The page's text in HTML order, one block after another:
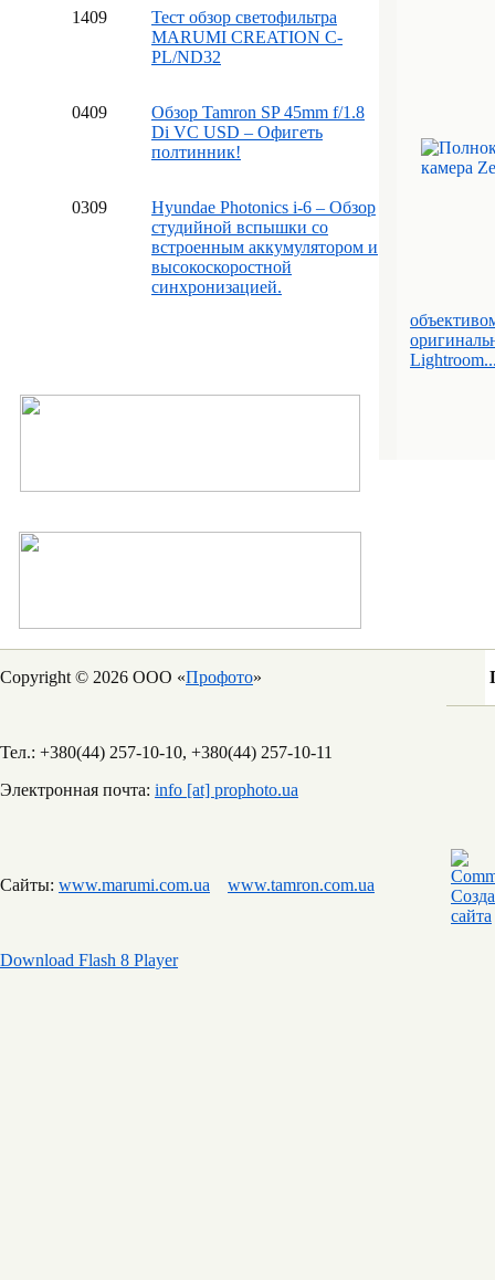
1409
Тест обзор светофильтра
MARUMI CREATION C-
PL/ND32
0409
Обзор Tamron SP 45mm f/1.8
Di VC USD – Офигеть
полтинник!
0309
Hyundae Photonics i-6 – Обзор
студийной вспышки со
встроенным аккумулятором и
высокоскоростной
синхронизацией.
Copyright © 2026 ООО «Профото»
Тел.: +380(44) 257-10-10, +380(44) 257-10-11
Электронная почта: info [at] prophoto.ua
Сайты: www.marumi.com.ua www.tamron.com.ua
Download Flash 8 Player